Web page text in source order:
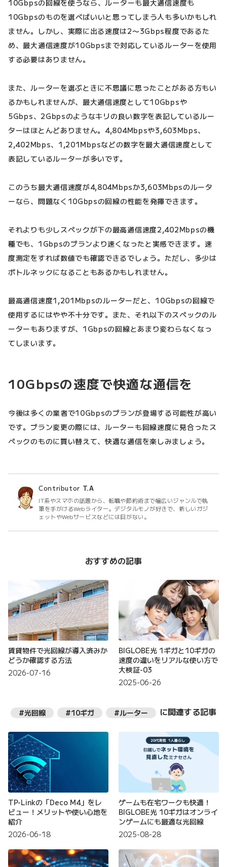
10Gbpsの回線を使うなら、ルーターも最大通信速度も
10Gbpsのものを選べばいいと思ってしまう人も多いかもしれ
ません。しかし、実際に出る速度は2〜3Gbps程度であるた
め、最大通信速度が10Gbpsまで対応しているルーターを使用
する必要はありません。
また、ルーターを選ぶときに不思議に思ったことがある方もい
るかもしれませんが、最大通信速度として10Gbpsや
5Gbps、2Gbpsのようなキリの良い数字を表記しているルー
ターはほとんどありません。4,804Mbpsや3,603Mbps、
2,402Mbps、1,201Mbpsなどの数字を最大通信速度として
表記しているルーターが多いです。
このうち最大通信速度が4,804Mbpsか3,603Mbpsのルータ
ーなら、問題なく10Gbpsの回線の性能を発揮できます。
それよりも少しスペックが下の最高通信速度2,402Mbpsの機
種でも、1Gbpsのプランより速くなったと実感できます。速
度測定をすれば数値でも確認できるでしょう。ただし、多少は
ボトルネックになることもあるかもしれません。
最高通信速度1,201Mbpsのルーターだと、10Gbpsの回線で
使用するにはやや不十分です。また、それ以下のスペックのル
ーターもありますが、1Gbpsの回線とあまり変わらなくなっ
てしまいます。
10Gbpsの速度で快適な通信を
今後は多くの業者で10Gbpsのプランが登場する可能性が高い
です。プラン変更の際には、ルーターも回線速度に見合ったス
ペックのものに買い替えて、快適な通信を楽しみましょう。
Contributor T.A
IT系やスマホの話題から、転職や節約術まで幅広いジャンルで執
筆を手がけるWebライター。デジタルモノが好きで、新しいガジ
ェットやWebサービスなどには目がない。
おすすめの記事
賃貸物件で光回線が導入済みか
どうか確認する方法
2026-07-16
BIGLOBE光 1ギガと10ギガの
速度の違いをリアルな使い方で
大検証-03
2025-06-26
#光回線 #10ギガ #ルーター に関連する記事
TP-Linkの「Deco M4」をレ
ビュー！メリットや使い心地を
紹介
2026-06-18
ゲームも在宅ワークも快適！
BIGLOBE光 10ギガはオンライ
ンゲームにも最適な光回線
2025-08-28